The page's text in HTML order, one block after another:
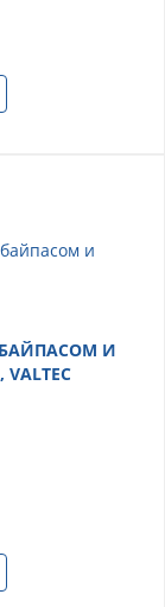
БАЙПАСОМ И